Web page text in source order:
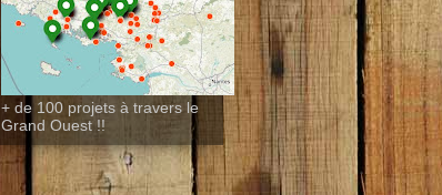
+ de 100 projets à travers le
Grand Ouest !!